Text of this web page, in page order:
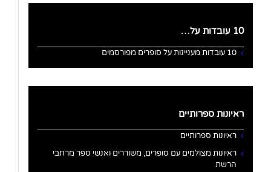
10 עובדות על…
10 עובדות מעניינות על סופרים מפורסמים
ראיונות ספרותיים
ראיונות ספרותיים
ראיונות מצולמים עם סופרים, משוררים ואנשי ספר מרחבי
הרשת